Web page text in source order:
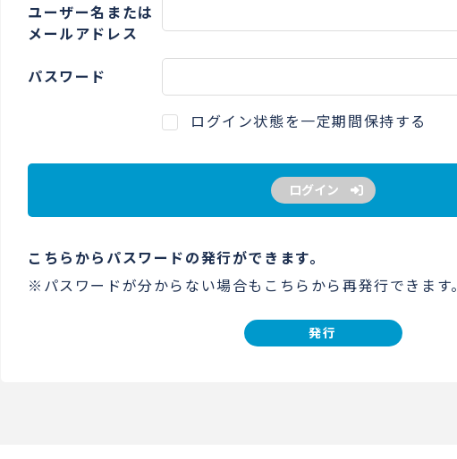
ユーザー名または
メールアドレス
パスワード
ログイン状態を一定期間保持する
ログイン
こちらからパスワードの発行ができます。
※パスワードが分からない場合もこちらから再発行できます。
発行